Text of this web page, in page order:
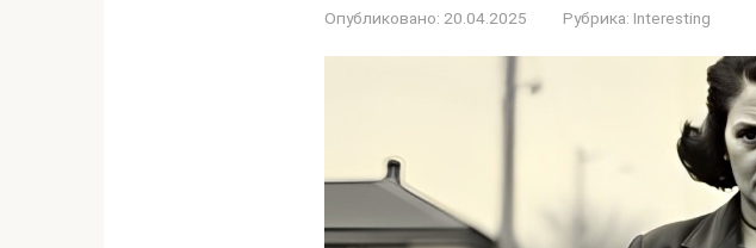
Опубликовано: 20.04.2025 Рубрика: Interesting